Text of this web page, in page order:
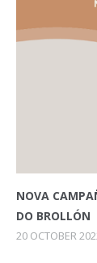
NOVA
DO BROLLÓN
20 OCTOBER